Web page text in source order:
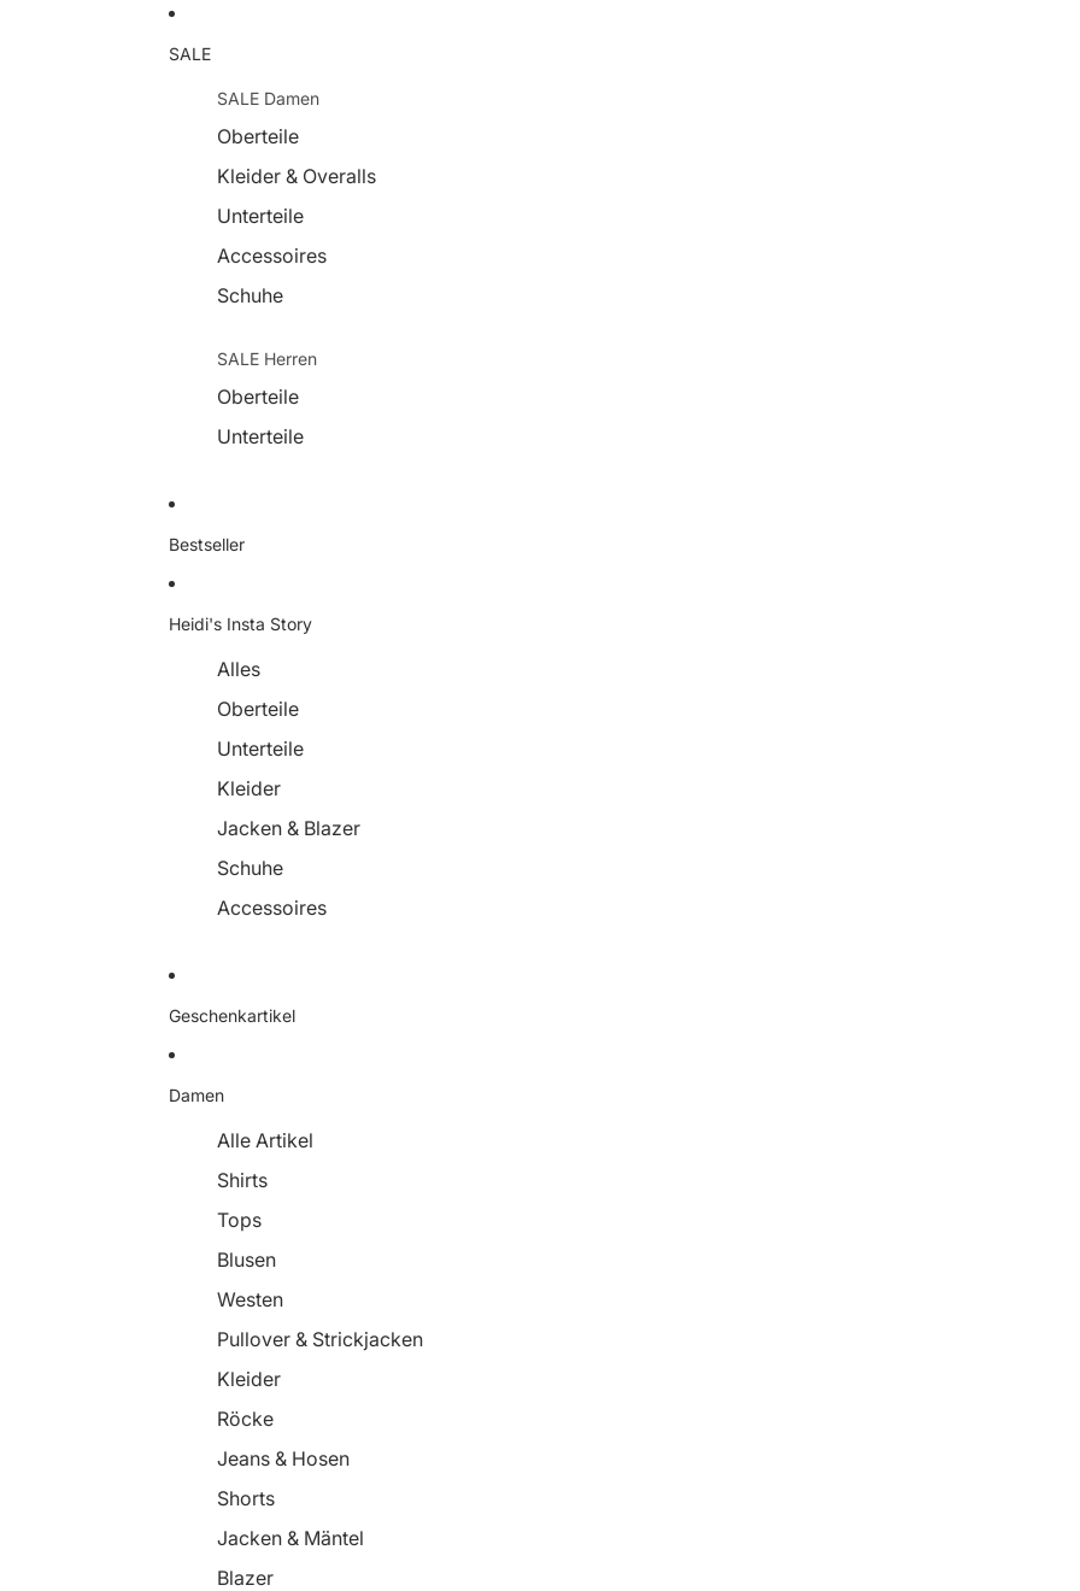
SALE
SALE Damen
Oberteile
Kleider & Overalls
Unterteile
Accessoires
Schuhe
SALE Herren
Oberteile
Unterteile
Bestseller
Heidi's Insta Story
Alles
Oberteile
Unterteile
Kleider
Jacken & Blazer
Schuhe
Accessoires
Geschenkartikel
Damen
Alle Artikel
Shirts
Tops
Blusen
Westen
Pullover & Strickjacken
Kleider
Röcke
Jeans & Hosen
Shorts
Jacken & Mäntel
Blazer